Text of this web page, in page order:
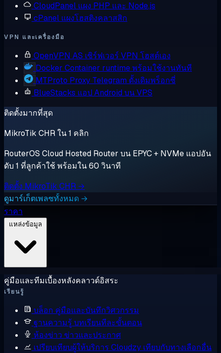
CloudPanel แผง PHP และ Node.js
cPanel แผงโฮสติงคลาสสิก
VPN และเครื่องมือ
OpenVPN AS เซิร์ฟเวอร์ VPN โฮสต์เอง
Docker Container runtime พร้อมใช้งานทันที
MTProto Proxy Telegram ดั้งเดิมพร็อกซี่
BlueStacks แอป Android บน VPS
ติดตั้งมากที่สุด
MikroTik CHR ใน 1 คลิก
RouterOS Cloud Hosted Router บน EPYC + NVMe แอปอัน
ดับ 1 ที่ลูกค้าใช้ พร้อมใน 60 วินาที
ติดตั้ง MikroTik CHR →
ดูมาร์เก็ตเพลซทั้งหมด →
ราคา
คู่มือและทีมเบื้องหลังคลาวด์อิสระ
เรียนรู้
บล็อก คู่มือและบันทึกวิศวกรรม
ฐานความรู้ บทเรียนทีละขั้นตอน
ห้องข่าว ข่าวและประกาศ
เปรียบเทียบผู้ให้บริการ Cloudzy เทียบกับทางเลือกอื่น